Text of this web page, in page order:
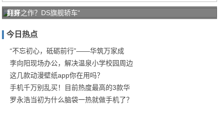
打好
防疫
保卫
战！
商汤
翻身之作？DS旗舰轿车“
今日热点
“不忘初心，砥砺前行”——华筑万家成
李向阳现场办公，解决温泉小学校园周边
这几款动漫壁纸app你在用吗？
手机千万别乱买！目前热度最高的3款华
罗永浩当初为什么脑袋一热就做手机了？